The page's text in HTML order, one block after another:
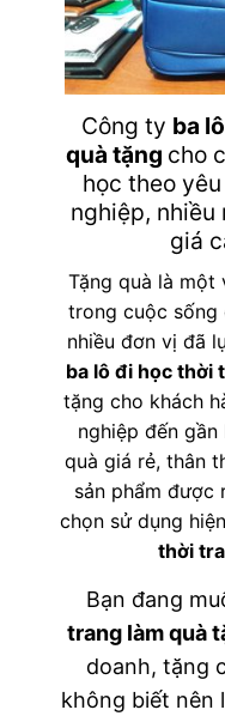
Công ty ba
quà tặng cho
học theo
nghiệp, nhiều
giá
Tặng quà là một
trong cuộc sống
nhiều đơn vị đã
ba lô đi học thời
tặng cho khách
nghiệp đến
quà giá rẻ, thân
sản phẩm được
chọn sử dụng
thời
Bạn đang
trang làm quà
doanh, tặng
không biết nên